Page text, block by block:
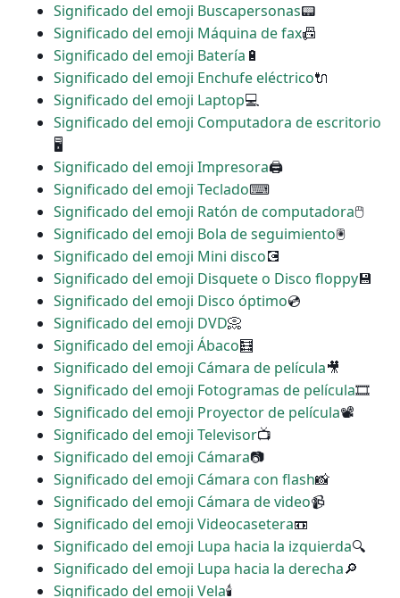
Significado del emoji Buscapersonas📟
Significado del emoji Máquina de fax📠
Significado del emoji Batería 🔋
Significado del emoji Enchufe eléctrico🔌
Significado del emoji Laptop💻
Significado del emoji Computadora de escritorio
🖥
Significado del emoji Impresora🖨
Significado del emoji Teclado⌨
Significado del emoji Ratón de computadora🖱
Significado del emoji Bola de seguimiento🖲
Significado del emoji Mini disco💽
Significado del emoji Disquete o Disco floppy💾
Significado del emoji Disco óptimo💿
Significado del emoji DVD📀
Significado del emoji Ábaco🧮
Significado del emoji Cámara de película🎥
Significado del emoji Fotogramas de película🎞
Significado del emoji Proyector de película📽
Significado del emoji Televisor📺
Significado del emoji Cámara📷
Significado del emoji Cámara con flash📸
Significado del emoji Cámara de video📹
Significado del emoji Videocasetera📼
Significado del emoji Lupa hacia la izquierda🔍
Significado del emoji Lupa hacia la derecha🔎
Significado del emoji Vela🕯